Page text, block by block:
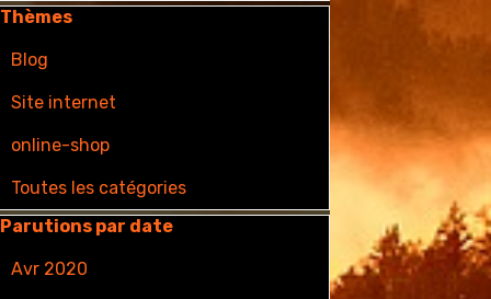
le bloc Thèmes
Thèmes
Blog
Site internet
online-shop
Toutes les catégories
le bloc Parutions par date
Parutions par date
Avr 2020